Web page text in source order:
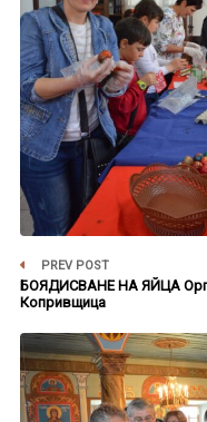
PREV POST
БОЯДИСВАНЕ НА ЯЙЦА
Копривщица